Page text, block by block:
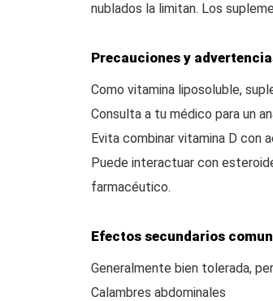
nublados la limitan. Los
Precauciones y
Como vitamina liposoluble,
Consulta a tu médico para un
Evita combinar vitamina D con
Puede interactuar con
farmacéutico.
Efectos secundarios
Generalmente bien tolerada,
Calambres abdominales